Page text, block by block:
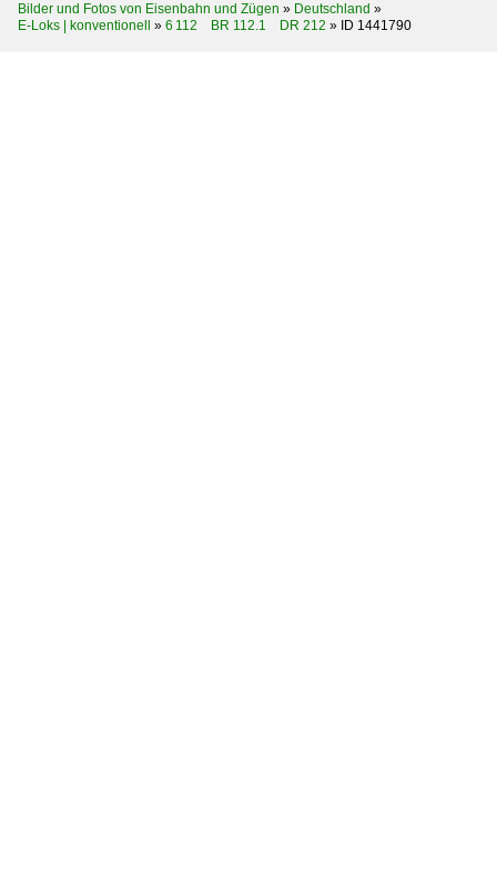
Bilder und Fotos von Eisenbahn und Zügen » Deutschland »
E-Loks | konventionell
» 6 112 BR 112.1 DR 212 » ID 1441790